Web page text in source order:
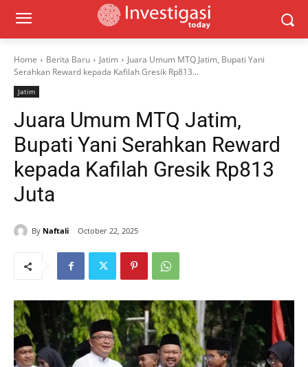
Home Berita Baru Jatim
Juara Umum MTQ Jatim, Bupati Yani
Serahkan Reward kepada Kafilah Gresik Rp813...
Jatim
Juara Umum MTQ Jatim,
Bupati Yani Serahkan Reward
kepada Kafilah Gresik Rp813
Juta
By Naftali October 22, 2025